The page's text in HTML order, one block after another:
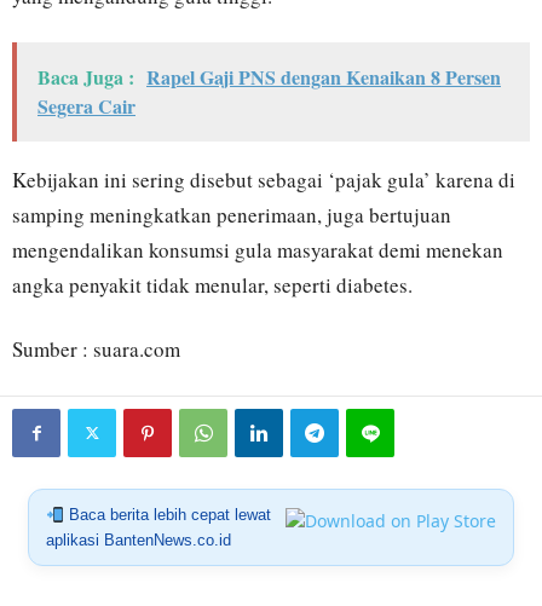
Baca Juga : Rapel Gaji PNS dengan Kenaikan 8 Persen
Segera Cair
Kebijakan ini sering disebut sebagai ‘pajak gula’ karena di
samping meningkatkan penerimaan, juga bertujuan
mengendalikan konsumsi gula masyarakat demi menekan
angka penyakit tidak menular, seperti diabetes.
Sumber : suara.com
Baca berita lebih cepat lewat
aplikasi BantenNews.co.id